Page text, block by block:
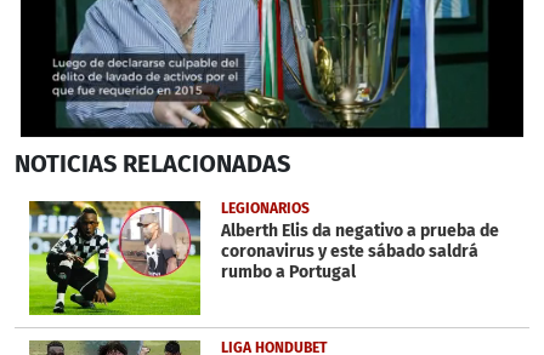
seconds
1
minute,
25
seconds
NOTICIAS RELACIONADAS
LEGIONARIOS
Alberth Elis da negativo a prueba de
coronavirus y este sábado saldrá
rumbo a Portugal
LIGA HONDUBET